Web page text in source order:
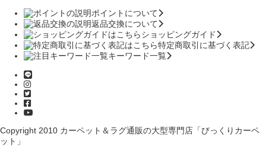
ポイントについて
返品交換について
ショッピングガイド
特定商取引に基づく表記
キーワード一覧
Copyright 2010 カーペット＆ラグ通販の大型専門店「びっくりカーペ
ット」